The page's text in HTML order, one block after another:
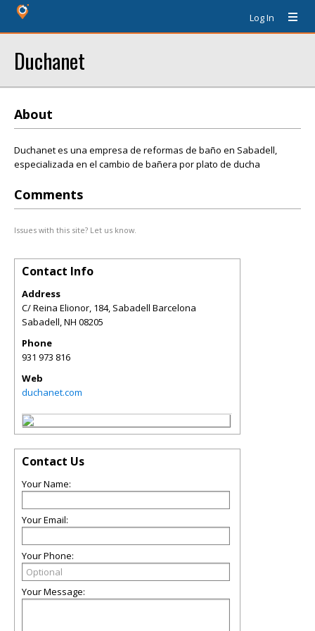
Log In
Duchanet
About
Duchanet es una empresa de reformas de baño en Sabadell,
especializada en el cambio de bañera por plato de ducha
Comments
Issues with this site? Let us know.
Contact Info
Address
C/ Reina Elionor, 184, Sabadell Barcelona
Sabadell,NH 08205
Phone
931 973 816
Web
duchanet.com
Contact Us
Your Name:
Your Email:
Your Phone:
Your Message: